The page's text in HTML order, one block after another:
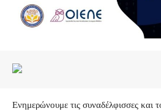
Ενημερώνουμε τις συναδέλφισσες και